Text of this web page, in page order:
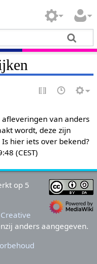
van anders
wordt, deze zijn
hier iets over bekend?
(CEST)
op 5
Creative
anders aangegeven.